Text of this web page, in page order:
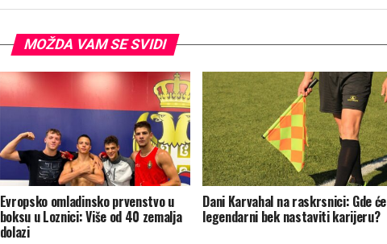
MOŽDA VAM SE SVIDI
Evropsko omladinsko prvenstvo u
boksu u Loznici: Više od 40 zemalja
dolazi
Dani Karvahal na raskrsnici: Gde će
legendarni bek nastaviti karijeru?